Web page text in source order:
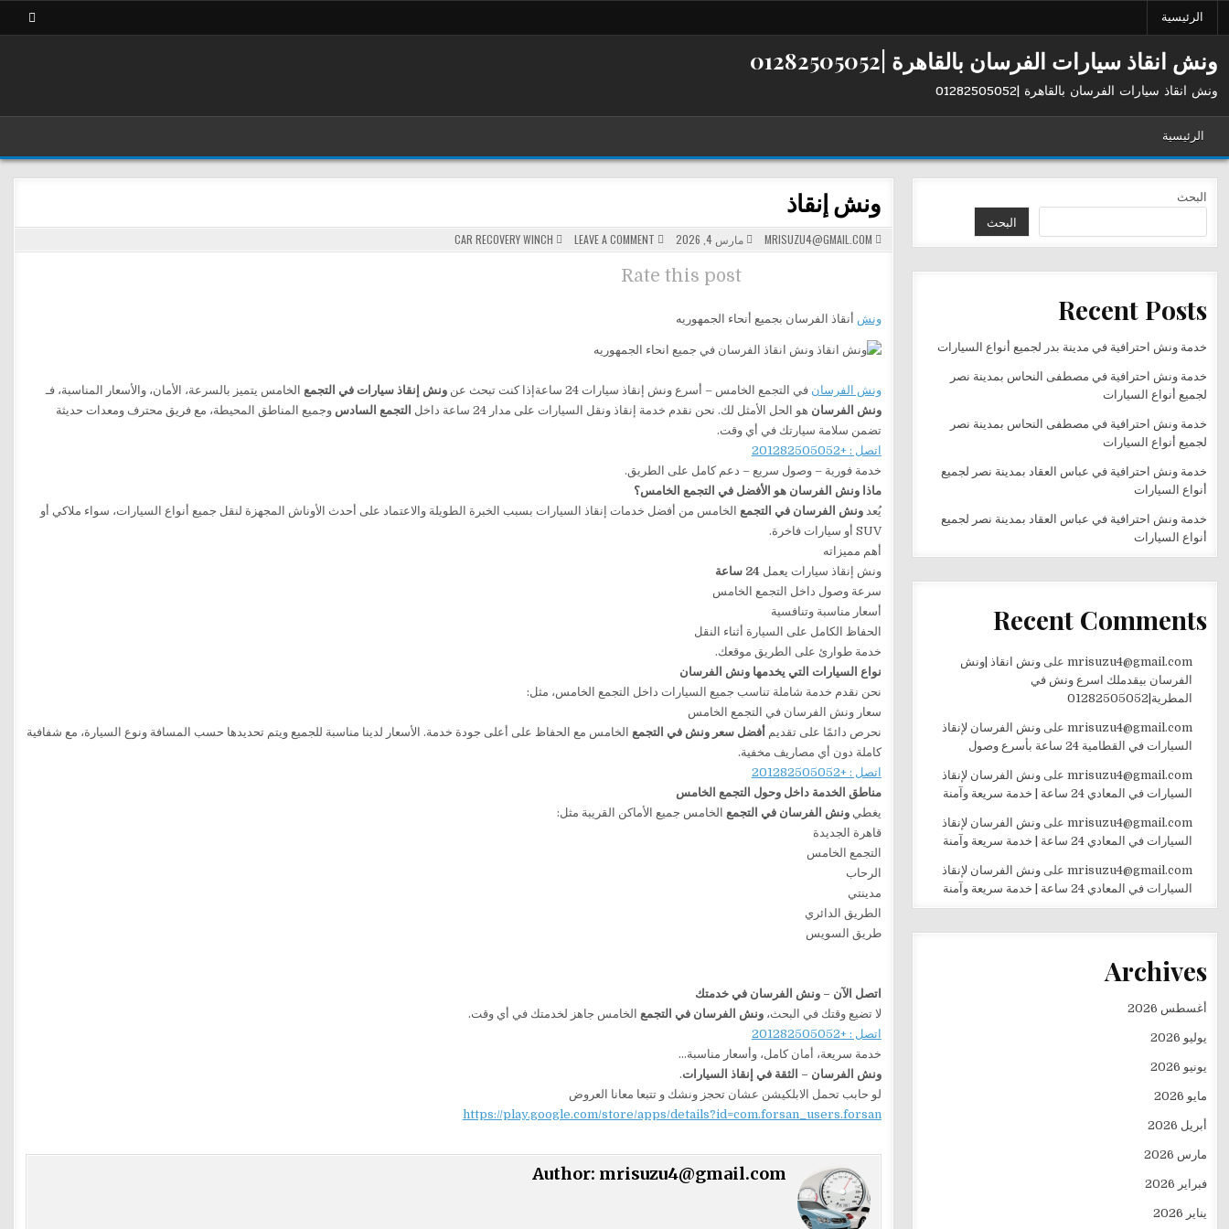
الرئيسية
ونش انقاذ سيارات الفرسان بالقاهرة |01282505052
ونش انقاذ سيارات الفرسان بالقاهرة |01282505052
الرئيسية
ونش إنقاذ
MRISUZU4@GMAIL.COM مارس 4, 2026 LEAVE A COMMENT
ON
ونش
POSTED
IN
CAR RECOVERY WINCH
Rate this post
ونش أنقاذ الفرسان بجميع أنحاء الجمهوريه
ونش الفرسان في التجمع الخامس – أسرع ونش إنقاذ سيارات 24 ساعةإذا كنت تبحث عن ونش إنقاذ سيارات في التجمع الخامس يتميز بالسرعة، الأمان، والأسعار المناسبة، فـ
ونش الفرسان هو الحل الأمثل لك. نحن نقدم خدمة إنقاذ ونقل السيارات على مدار 24 ساعة داخل التجمع السادس وجميع المناطق المحيطة، مع فريق محترف ومعدات حديثة
تضمن سلامة سيارتك في أي وقت.
اتصل : +201282505052
خدمة فورية – وصول سريع – دعم كامل على الطريق.
ماذا ونش الفرسان هو الأفضل في التجمع الخامس؟
يُعدونش الفرسان في التجمع الخامس من أفضل خدمات إنقاذ السيارات بسبب الخبرة الطويلة والاعتماد على أحدث الأوناش المجهزة لنقل جميع أنواع السيارات، سواء ملاكي أو
SUV أو سيارات فاخرة.
أهم مميزاته
ونش إنقاذ سيارات يعمل 24 ساعة
سرعة وصول داخل التجمع الخامس
أسعار مناسبة وتنافسية
الحفاظ الكامل على السيارة أثناء النقل
خدمة طوارئ على الطريق موقعك.
نواع السيارات التي يخدمها ونش الفرسان
نحن نقدم خدمة شاملة تناسب جميع السيارات داخل التجمع الخامس، مثل:
سعار ونش الفرسان في التجمع الخامس
نحرص دائمًا على تقديم أفضل سعر ونش في التجمع الخامس مع الحفاظ على أعلى جودة خدمة. الأسعار لدينا مناسبة للجميع ويتم تحديدها حسب المسافة ونوع السيارة، مع شفافية
كاملة دون أي مصاريف مخفية.
اتصل : +201282505052
مناطق الخدمة داخل وحول التجمع الخامس
يغطيونش الفرسان في التجمع الخامس جميع الأماكن القريبة مثل:
قاهرة الجديدة
التجمع الخامس
الرحاب
مدينتي
الطريق الدائري
طريق السويس
اتصل الآن – ونش الفرسان في خدمتك
لا تضيع وقتك في البحث،ونش الفرسان في التجمع الخامس جاهز لخدمتك في أي وقت.
اتصل : +201282505052
خدمة سريعة، أمان كامل، وأسعار مناسبة…
ونش الفرسان – الثقة في إنقاذ السيارات.
لو حابب تحمل الابلكيشن عشان تحجز ونشك و تتبعا معانا العروض
https://play.google.com/store/apps/details?id=com.forsan_users.forsan
Author: mrisuzu4@gmail.com
البحث
البحث
Recent Posts
خدمة ونش احترافية في مدينة بدر لجميع أنواع السيارات
خدمة ونش احترافية في مصطفى النحاس بمدينة نصر
لجميع أنواع السيارات
خدمة ونش احترافية في مصطفى النحاس بمدينة نصر
لجميع أنواع السيارات
خدمة ونش احترافية في عباس العقاد بمدينة نصر لجميع
أنواع السيارات
خدمة ونش احترافية في عباس العقاد بمدينة نصر لجميع
أنواع السيارات
Recent Comments
mrisuzu4@gmail.comعلى ونش انقاذ |ونش
الفرسان بيقدملك اسرع ونش في
المطرية|01282505052
mrisuzu4@gmail.comعلى ونش الفرسان لإنقاذ
السيارات في القطامية 24 ساعة بأسرع وصول
mrisuzu4@gmail.comعلى ونش الفرسان لإنقاذ
السيارات في المعادي 24 ساعة | خدمة سريعة وآمنة
mrisuzu4@gmail.comعلى ونش الفرسان لإنقاذ
السيارات في المعادي 24 ساعة | خدمة سريعة وآمنة
mrisuzu4@gmail.comعلى ونش الفرسان لإنقاذ
السيارات في المعادي 24 ساعة | خدمة سريعة وآمنة
Archives
أغسطس 2026
يوليو 2026
يونيو 2026
مايو 2026
أبريل 2026
مارس 2026
فبراير 2026
يناير 2026